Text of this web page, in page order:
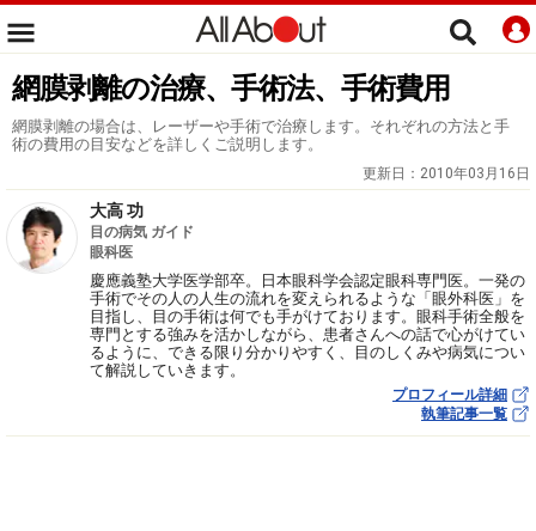
網膜剥離の治療、手術法、手術費用
網膜剥離の場合は、レーザーや手術で治療します。それぞれの方法と手
術の費用の目安などを詳しくご説明します。
更新日： 2010年03月16日
大高 功
目の病気 ガイド
眼科医
慶應義塾大学医学部卒。日本眼科学会認定眼科専門医。一発の
手術でその人の人生の流れを変えられるような「眼外科医」を
目指し、目の手術は何でも手がけております。眼科手術全般を
専門とする強みを活かしながら、患者さんへの話で心がけてい
るように、できる限り分かりやすく、目のしくみや病気につい
て解説していきます。
プロフィール詳細
執筆記事一覧